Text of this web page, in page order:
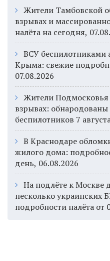
Жители Тамбовской
взрывах и
налёта на сегодня,
ВСУ беспилотниками
Крыма: свежие
07.08.2026
Жители
взрывах:
беспилотников 7
В Краснодаре
жилого дома:
день, 06.08.2026
На подлёте к Москве
несколько украинских
подробности налёта от